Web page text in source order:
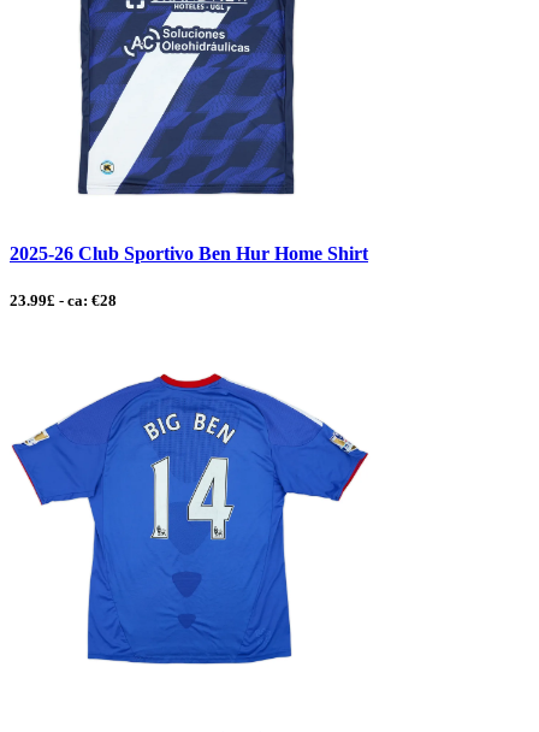
2025-26 Club Sportivo Ben Hur Home Shirt
23.99£ - ca: €28